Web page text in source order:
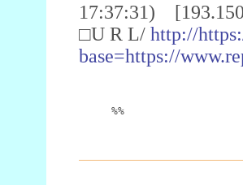
17:37:31)
□U R L/ http://
base=https://
%%